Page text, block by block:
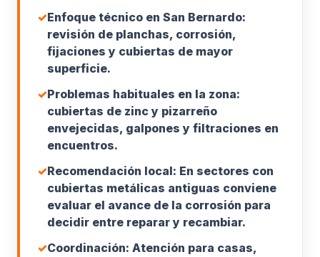
✓Enfoque técnico en San Bernardo:
revisión de planchas, corrosión,
fijaciones y cubiertas de mayor
superficie.
✓Problemas habituales en la zona:
cubiertas de zinc y pizarreño
envejecidas, galpones y filtraciones en
encuentros.
✓Recomendación local: En sectores con
cubiertas metálicas antiguas conviene
evaluar el avance de la corrosión para
decidir entre reparar y recambiar.
✓Coordinación: Atención para casas,